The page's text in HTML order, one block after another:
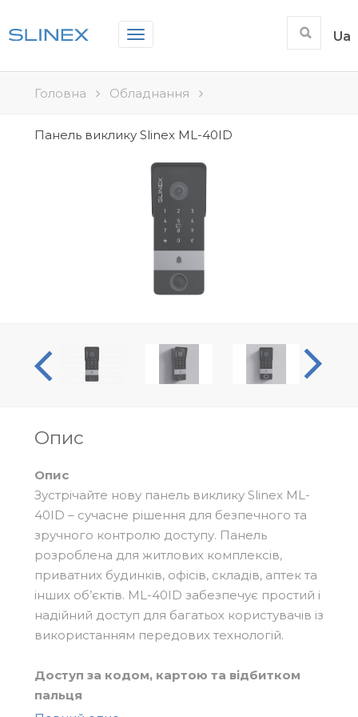
Toggle
navigation
Ua
Головна Обладнання
Панель виклику Slinex ML-40ID
Опис
Опис
Зустрічайте нову панель виклику Slinex ML-
40ID – сучасне рішення для безпечного та
зручного контролю доступу. Панель
розроблена для житлових комплексів,
приватних будинків, офісів, складів, аптек та
інших об’єктів. ML-40ID забезпечує простий і
надійний доступ для багатьох користувачів із
використанням передових технологій.
Доступ за кодом, картою та відбитком
пальця